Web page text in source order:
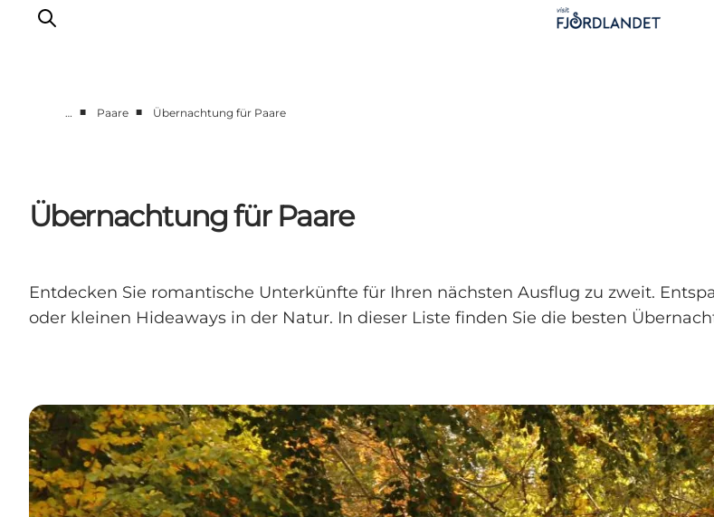
Reiseführer & Inspiration
Unterkünfte
… ■ Paare ■ Übernachtung für Paare
Übernachtung für Paare
Entdecken Sie romantische Unterkünfte für Ihren nächsten Ausflug zu zweit.
oder kleinen Hideaways in der Natur. In dieser Liste finden Sie die besten